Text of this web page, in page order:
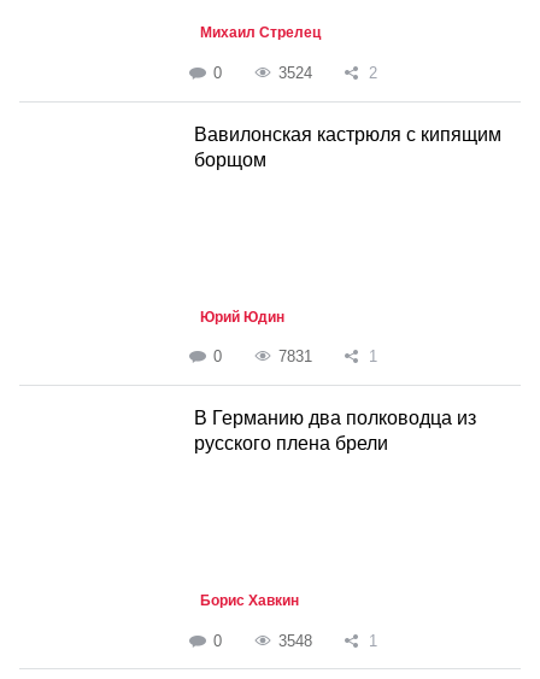
Михаил Стрелец
0 3524 2
Вавилонская кастрюля с кипящим
борщом
Юрий Юдин
0 7831 1
В Германию два полководца из
русского плена брели
Борис Хавкин
0 3548 1